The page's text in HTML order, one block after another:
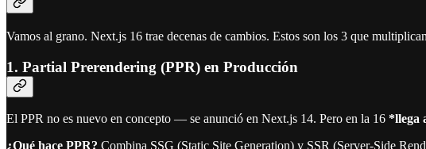
Vamos al grano. Next.js 16 trae decenas de cambios. Estos son los 3 que
1. Partial Prerendering (PPR) en Producción
El PPR no es nuevo en concepto — se anunció en Next.js 14. Pero en la 16 *llega
¿Qué hace PPR? Combina SSG (Static Site Generation) y SSR (Server-Side